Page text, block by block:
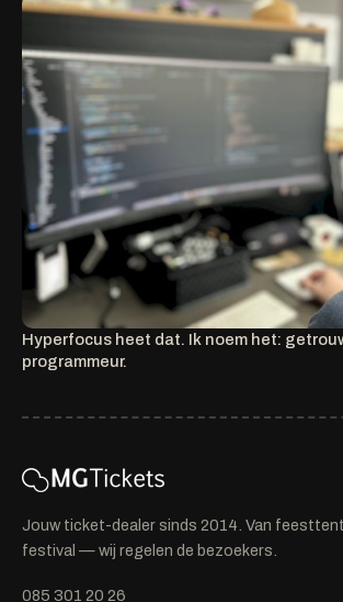
Hyperfocus heet dat. Ik noem het:
programmeur.
Jouw ticket-dealer sinds 2014. Van
festival — wij regelen de bezoekers.
085 301 20 26